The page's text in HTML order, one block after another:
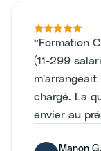
“Formation
(11-299
m'arrangeait
chargé. La
envier au
Manon G.